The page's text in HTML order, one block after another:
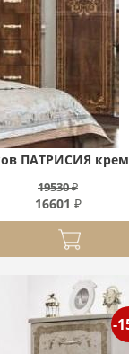
ПАТРИСИЯ крем
19530 ₽
16601 ₽
-